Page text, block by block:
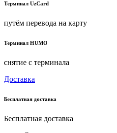
Терминал UzCard
путём перевода на карту
Терминал HUMO
снятие с терминала
Доставка
Бесплатная доставка
Бесплатная доставка